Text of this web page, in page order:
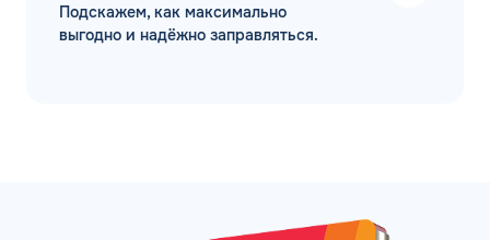
Подскажем, как максимально
выгодно и надёжно заправляться.